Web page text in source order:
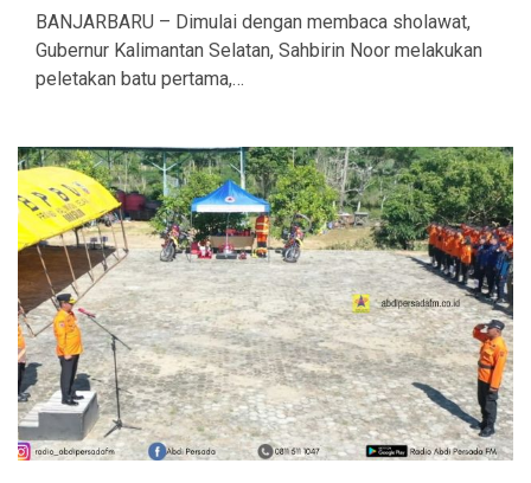
BANJARBARU – Dimulai dengan membaca sholawat,
Gubernur Kalimantan Selatan, Sahbirin Noor melakukan
peletakan batu pertama,…